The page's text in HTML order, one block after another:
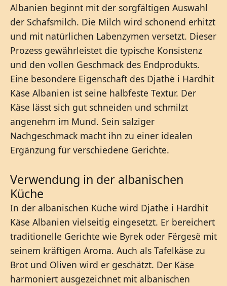
Albanien beginnt mit der sorgfältigen Auswahl
der Schafsmilch. Die Milch wird schonend erhitzt
und mit natürlichen Labenzymen versetzt. Dieser
Prozess gewährleistet die typische Konsistenz
und den vollen Geschmack des Endprodukts.
Eine besondere Eigenschaft des Djathë i Hardhit
Käse Albanien ist seine halbfeste Textur. Der
Käse lässt sich gut schneiden und schmilzt
angenehm im Mund. Sein salziger
Nachgeschmack macht ihn zu einer idealen
Ergänzung für verschiedene Gerichte.
Verwendung in der albanischen
Küche
In der albanischen Küche wird Djathë i Hardhit
Käse Albanien vielseitig eingesetzt. Er bereichert
traditionelle Gerichte wie Byrek oder Fërgesë mit
seinem kräftigen Aroma. Auch als Tafelkäse zu
Brot und Oliven wird er geschätzt. Der Käse
harmoniert ausgezeichnet mit albanischen